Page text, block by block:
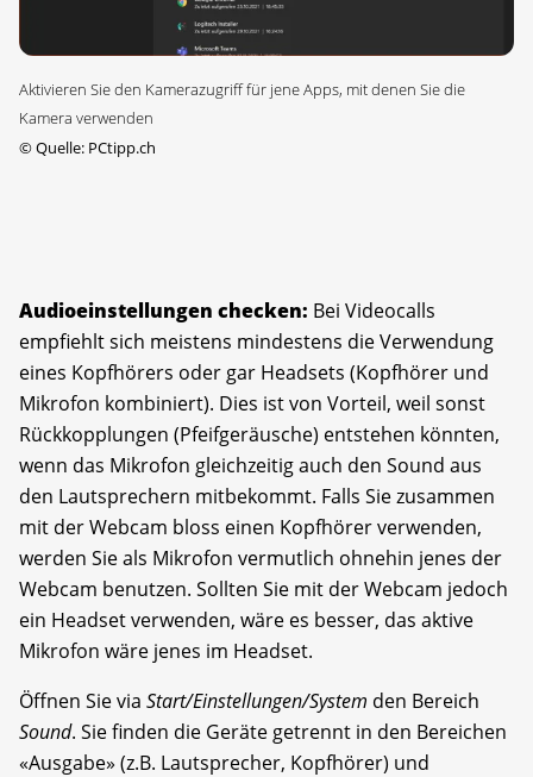
Aktivieren Sie den Kamerazugriff für jene Apps, mit denen Sie die
Kamera verwenden
©Quelle: PCtipp.ch
Audioeinstellungen checken: Bei Videocalls
empfiehlt sich meistens mindestens die Verwendung
eines Kopfhörers oder gar Headsets (Kopfhörer und
Mikrofon kombiniert). Dies ist von Vorteil, weil sonst
Rückkopplungen (Pfeifgeräusche) entstehen könnten,
wenn das Mikrofon gleichzeitig auch den Sound aus
den Lautsprechern mitbekommt. Falls Sie zusammen
mit der Webcam bloss einen Kopfhörer verwenden,
werden Sie als Mikrofon vermutlich ohnehin jenes der
Webcam benutzen. Sollten Sie mit der Webcam jedoch
ein Headset verwenden, wäre es besser, das aktive
Mikrofon wäre jenes im Headset.
Öffnen Sie via Start/Einstellungen/System den Bereich
Sound. Sie finden die Geräte getrennt in den Bereichen
«Ausgabe» (z.B. Lautsprecher, Kopfhörer) und